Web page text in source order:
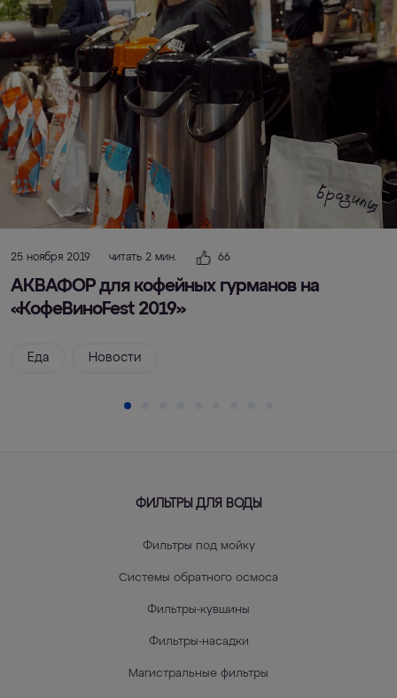
25 ноября 2019 читать 2 мин. 66
АКВАФОР для кофейных гурманов на
«КофеВиноFest 2019»
Еда Новости
ФИЛЬТРЫ ДЛЯ ВОДЫ
Фильтры под мойку
Системы обратного осмоса
Фильтры-кувшины
Фильтры-насадки
Магистральные фильтры